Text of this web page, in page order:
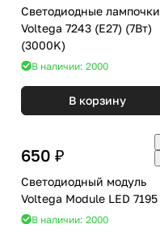
Светодиодные лампочки
Voltega 7243 (E27) (7Вт)
(3000K)
В наличии: 2000
В корзину
650 ₽
Светодиодный модуль
Voltega Module LED 7195
В наличии: 2000